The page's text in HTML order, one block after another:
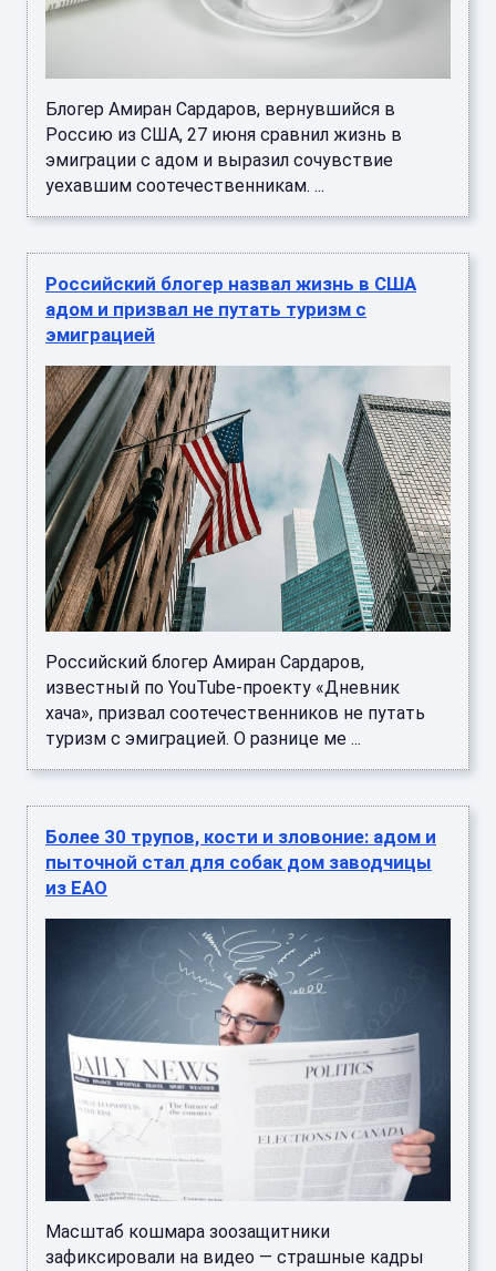
Блогер Амиран Сардаров, вернувшийся в
Россию из США, 27 июня сравнил жизнь в
эмиграции с адом и выразил сочувствие
уехавшим соотечественникам. ...
Российский блогер назвал жизнь в США
адом и призвал не путать туризм с
эмиграцией
Российский блогер Амиран Сардаров,
известный по YouTube-проекту «Дневник
хача», призвал соотечественников не путать
туризм с эмиграцией. О разнице ме ...
Более 30 трупов, кости и зловоние: адом и
пыточной стал для собак дом заводчицы
из ЕАО
Масштаб кошмара зоозащитники
зафиксировали на видео — страшные кадры